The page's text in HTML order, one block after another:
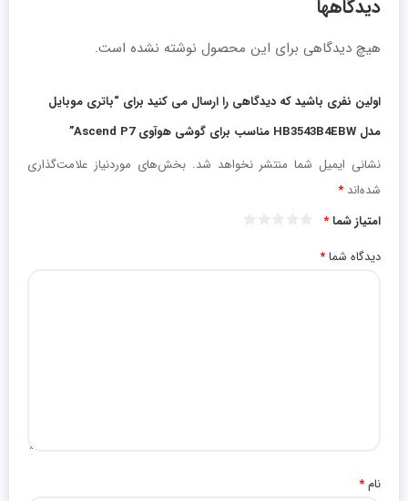
دیدگاهها
هیچ دیدگاهی برای این محصول نوشته نشده است.
اولین نفری باشید که دیدگاهی را ارسال می کنید برای “باتری موبایل
مدل HB3543B4EBW مناسب برای گوشی هوآوی Ascend P7”
نشانی ایمیل شما منتشر نخواهد شد. بخش‌های موردنیاز علامت‌گذاری
شده‌اند *
امتیاز شما*
دیدگاه شما*
نام*